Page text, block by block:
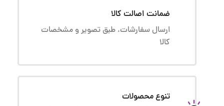
ضمانت اصالت کالا
ارسال سفارشات، طبق تصویر و مشخصات
کالا
تنوع محصولات